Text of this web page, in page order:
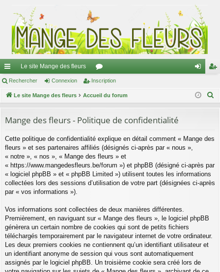
ac
co
ci
s
Le site Mange des fleurs
or
u
s
ne cri
Rechercher Connexion Inscription
Le site Mange des fleurs Accueil du forum
Mange des fleurs - Politique de confidentialité
Cette politique de confidentialité explique en détail comment « Mange des
fleurs » et ses partenaires affiliés (désignés ci-après par « nous »,
« notre », « nos », « Mange des fleurs » et
« https://www.mangedesfleurs.be/forum ») et phpBB (désigné ci-après par
« logiciel phpBB » et « phpBB Limited ») utilisent toutes les informations
collectées lors des sessions d’utilisation de votre part (désignées ci-après
par « vos informations »).
Vos informations sont collectées de deux manières différentes.
Premièrement, en naviguant sur « Mange des fleurs », le logiciel phpBB
génèrera un certain nombre de cookies qui sont de petits fichiers
téléchargés temporairement par le navigateur internet de votre ordinateur.
Les deux premiers cookies ne contiennent qu’un identifiant utilisateur et
un identifiant anonyme de session qui vous sont automatiquement
assignés par le logiciel phpBB. Un troisième cookie sera créé lors de